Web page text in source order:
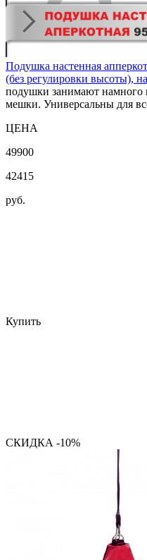
Подушка настенная
(без регулировки высоты),
подушки занимают намного
мешки. Универсальны для
ЦЕНА
49900
42415
руб.
Купить
СКИДКА -10%